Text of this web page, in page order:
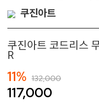
쿠진아트
쿠진아트 코드리스
R
11% 132,000
117,000